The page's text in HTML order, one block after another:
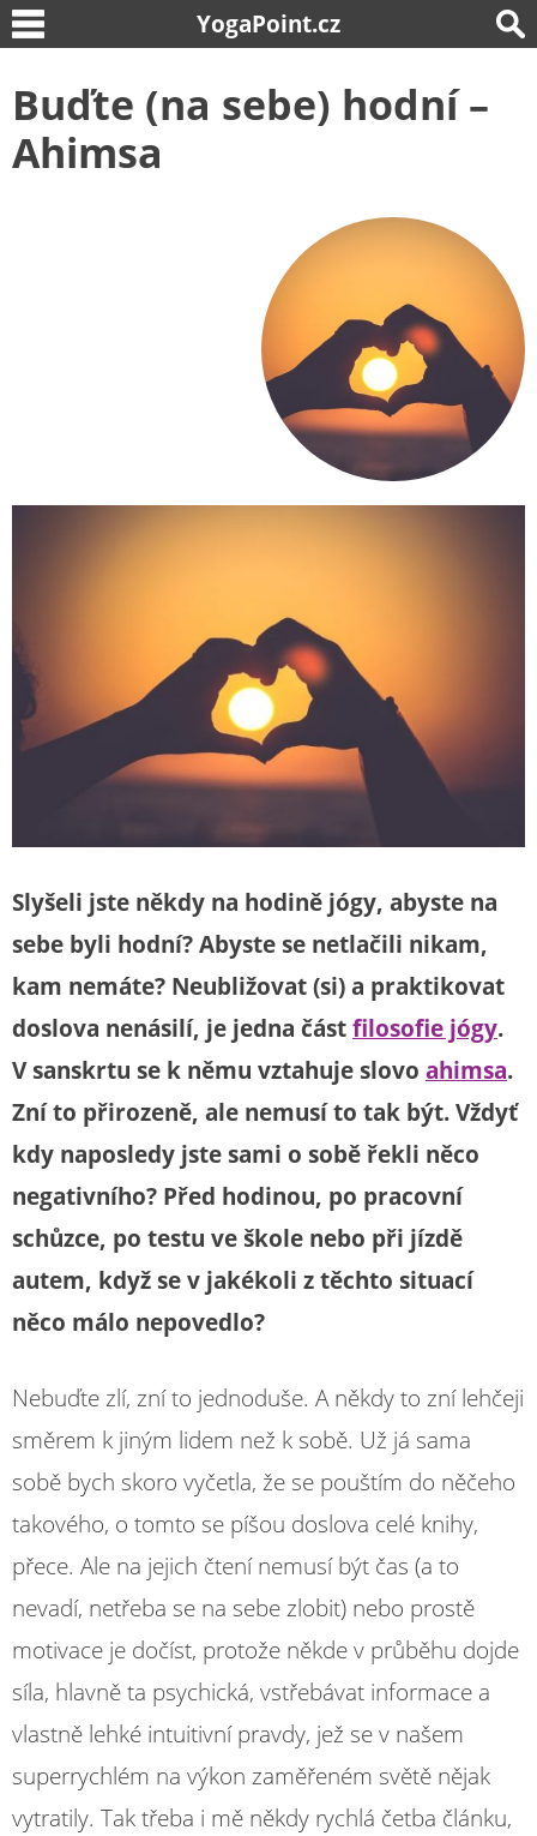
YogaPoint.cz
Buďte (na sebe) hodní –
Ahimsa
Slyšeli jste někdy na hodině jógy, abyste na
sebe byli hodní? Abyste se netlačili nikam,
kam nemáte? Neubližovat (si) a praktikovat
doslova nenásilí, je jedna částfilosofie jógy.
V sanskrtu se k němu vztahuje slovo ahimsa.
Zní to přirozeně, ale nemusí to tak být. Vždyť
kdy naposledy jste sami o sobě řekli něco
negativního? Před hodinou, po pracovní
schůzce, po testu ve škole nebo při jízdě
autem, když se v jakékoli z těchto situací
něco málo nepovedlo?
Nebuďte zlí, zní to jednoduše. A někdy to zní lehčeji
směrem k jiným lidem než k sobě. Už já sama
sobě bych skoro vyčetla, že se pouštím do něčeho
takového, o tomto se píšou doslova celé knihy,
přece. Ale na jejich čtení nemusí být čas (a to
nevadí, netřeba se na sebe zlobit) nebo prostě
motivace je dočíst, protože někde v průběhu dojde
síla, hlavně ta psychická, vstřebávat informace a
vlastně lehké intuitivní pravdy, jež se v našem
superrychlém na výkon zaměřeném světě nějak
vytratily. Tak třeba i mě někdy rychlá četba článku,